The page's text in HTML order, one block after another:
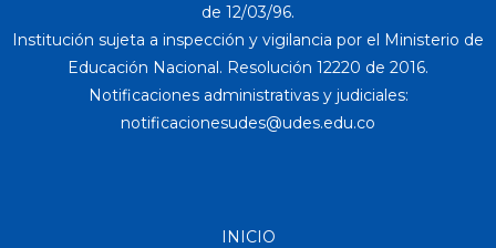
de 12/03/96.
Institución sujeta a inspección y vigilancia por el Ministerio de
Educación Nacional. Resolución 12220 de 2016.
Notificaciones administrativas y judiciales:
INICIO